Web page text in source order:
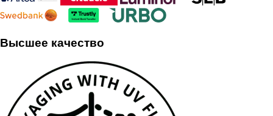
Высшее качество